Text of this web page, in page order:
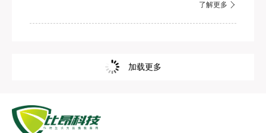
了解更多
加载更多